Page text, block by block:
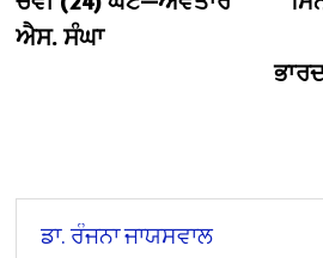
navigation
ਐਸ. ਸੰਘਾ
ਡਾ. ਰੰਜਨਾ ਜਾਯਸਵਾਲ